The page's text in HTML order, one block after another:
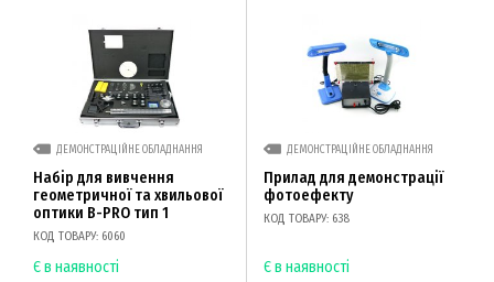
ДЕМОНСТРАЦІЙНЕ ОБЛАДНАННЯ
Набір для вивчення
геометричної та хвильової
оптики B-PRO тип 1
КОД ТОВАРУ: 6060
Є в наявності
ДЕМОНСТРАЦІЙНЕ ОБЛАДНАННЯ
Прилад для демонстрації
фотоефекту
КОД ТОВАРУ: 638
Є в наявності